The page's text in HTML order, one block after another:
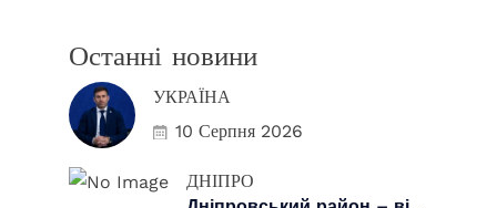
Останні новини
УКРАЇНА
10 Серпня 2026
ДНІПРО